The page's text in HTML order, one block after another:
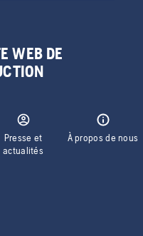
WEB DE
Presse et
actualités
À propos de nous